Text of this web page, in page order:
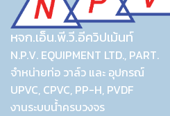
หจก.เอ็น.พี.วี.อีควิปเม้นท์
N.P.V. EQUIPMENT LTD., PART.
จำหน่ายท่อ วาล์ว และ อุปกรณ์
UPVC, CPVC, PP-H, PVDF
งานระบบน้ำครบวงจร